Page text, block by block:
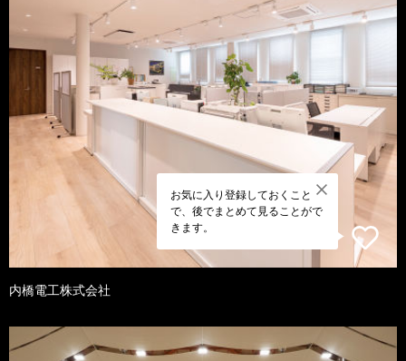
お気に入り登録しておくこと
で、後でまとめて見ることがで
きます。
内橋電工株式会社